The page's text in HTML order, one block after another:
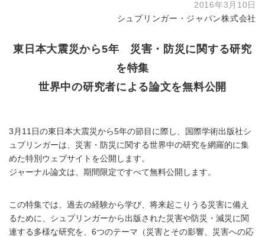
2016年3月10日
シュプリンガー・ジャパン株式会社
東日本大震災から5年 災害・防災に関する研究
を特集
世界中の研究者による論文を無料公開
3月11日の東日本大震災から5年の節目に際し、国際学術出版社シ
ュプリンガーは、災害・防災に関する世界中の研究を網羅的に集
めた特別ウェブサイトを公開します。
ジャーナル論文は、期間限定ですべて無料公開します。
この特集では、過去の経験から学び、将来起こりうる災害に備え
るために、シュプリンガーから出版された災害や防災・減災に関
連する多様な研究を、6つのテーマ（災害とその影響、災害への応